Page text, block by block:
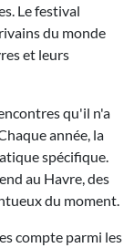
Le festival
du monde
et leurs
qu'il n'a
année, la
spécifique.
au Havre, des
du moment.
compte parmi les